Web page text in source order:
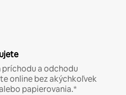
a odchodu
online bez akýchkoľvek
papierovania.*